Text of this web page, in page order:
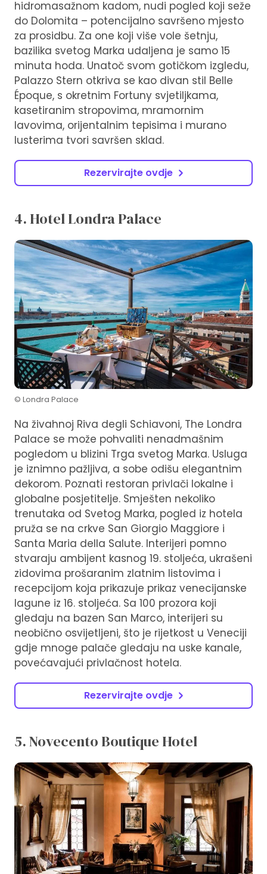
hidromasažnom kadom, nudi pogled koji seže
do Dolomita – potencijalno savršeno mjesto
za prosidbu. Za one koji više vole šetnju,
bazilika svetog Marka udaljena je samo 15
minuta hoda. Unatoč svom gotičkom izgledu,
Palazzo Stern otkriva se kao divan stil Belle
Époque, s okretnim Fortuny svjetiljkama,
kasetiranim stropovima, mramornim
lavovima, orijentalnim tepisima i murano
lusterima tvori savršen sklad.
Rezervirajte ovdje
4. Hotel Londra Palace
© Londra Palace
Na živahnoj Riva degli Schiavoni, The Londra
Palace se može pohvaliti nenadmašnim
pogledom u blizini Trga svetog Marka. Usluga
je iznimno pažljiva, a sobe odišu elegantnim
dekorom. Poznati restoran privlači lokalne i
globalne posjetitelje. Smješten nekoliko
trenutaka od Svetog Marka, pogled iz hotela
pruža se na crkve San Giorgio Maggiore i
Santa Maria della Salute. Interijeri pomno
stvaraju ambijent kasnog 19. stoljeća, ukrašeni
zidovima prošaranim zlatnim listovima i
recepcijom koja prikazuje prikaz venecijanske
lagune iz 16. stoljeća. Sa 100 prozora koji
gledaju na bazen San Marco, interijeri su
neobično osvijetljeni, što je rijetkost u Veneciji
gdje mnoge palače gledaju na uske kanale,
povećavajući privlačnost hotela.
Rezervirajte ovdje
5. Novecento Boutique Hotel